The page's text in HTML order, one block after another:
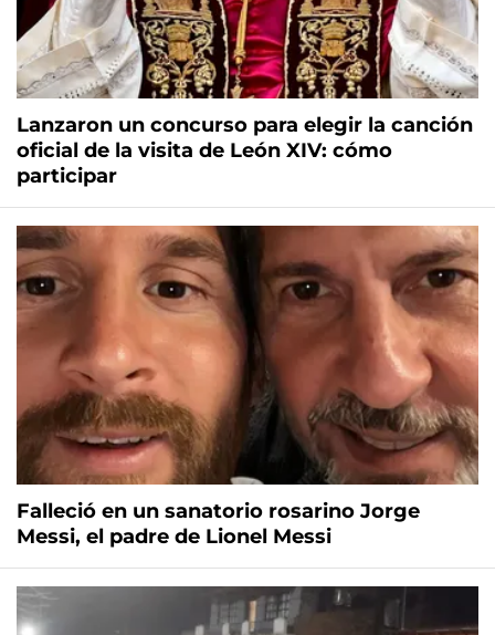
Lanzaron un concurso para elegir la canción
oficial de la visita de León XIV: cómo
participar
Falleció en un sanatorio rosarino Jorge
Messi, el padre de Lionel Messi